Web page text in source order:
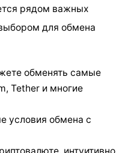
рядом важных
для обмена
обменять самые
Tether и многие
условия обмена с